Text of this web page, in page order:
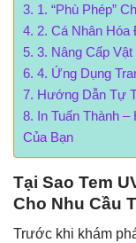
1. “Phù Phép”
2. Cá Nhân Hóa
3. Nâng Cấp Vật
4. Ứng Dụng
Hướng Dẫn Tự
In Tuấn Thành
Của Bạn
Tại Sao Tem
Cho Nhu Cầu
Trước khi khám